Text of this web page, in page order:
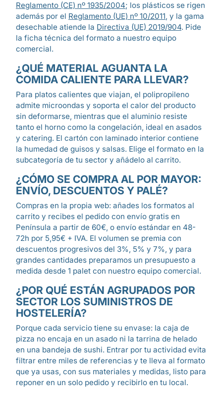
Reglamento (CE) nº 1935/2004; los plásticos se rigen
además por el Reglamento (UE) nº 10/2011, y la gama
desechable atiende la Directiva (UE) 2019/904. Pide
la ficha técnica del formato a nuestro equipo
comercial.
¿QUÉ MATERIAL AGUANTA LA
COMIDA CALIENTE PARA LLEVAR?
Para platos calientes que viajan, el polipropileno
admite microondas y soporta el calor del producto
sin deformarse, mientras que el aluminio resiste
tanto el horno como la congelación, ideal en asados
y catering. El cartón con laminado interior contiene
la humedad de guisos y salsas. Elige el formato en la
subcategoría de tu sector y añádelo al carrito.
¿CÓMO SE COMPRA AL POR MAYOR:
ENVÍO, DESCUENTOS Y PALÉ?
Compras en la propia web: añades los formatos al
carrito y recibes el pedido con envío gratis en
Península a partir de 60€, o envío estándar en 48-
72h por 5,95€ + IVA. El volumen se premia con
descuentos progresivos del 3%, 5% y 7%, y para
grandes cantidades preparamos un presupuesto a
medida desde 1 palet con nuestro equipo comercial.
¿POR QUÉ ESTÁN AGRUPADOS POR
SECTOR LOS SUMINISTROS DE
HOSTELERÍA?
Porque cada servicio tiene su envase: la caja de
pizza no encaja en un asado ni la tarrina de helado
en una bandeja de sushi. Entrar por tu actividad evita
filtrar entre miles de referencias y te lleva al formato
que ya usas, con sus materiales y medidas, listo para
reponer en un solo pedido y recibirlo en tu local.